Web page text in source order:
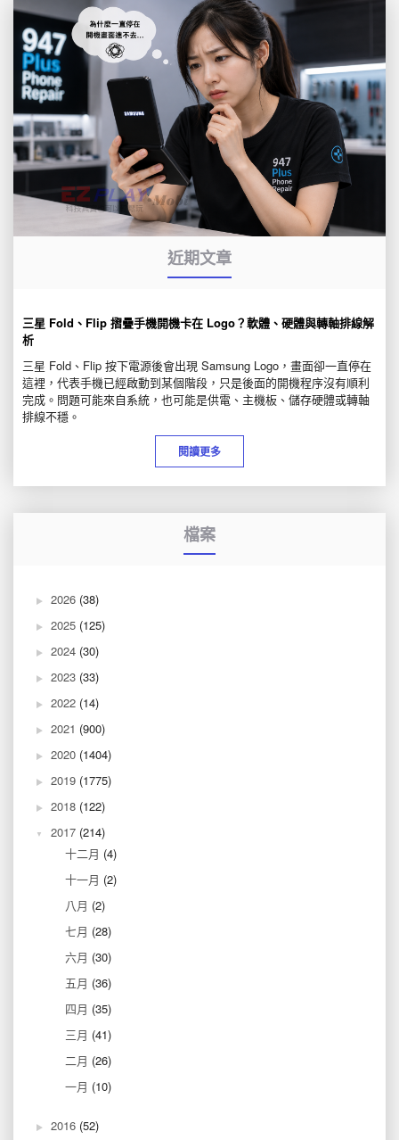
近期文章
三星 Fold、Flip 摺疊手機開機卡在 Logo？軟體、硬體與轉軸排線解
析
三星 Fold、Flip 按下電源後會出現 Samsung Logo，畫面卻一直停在
這裡，代表手機已經啟動到某個階段，只是後面的開機程序沒有順利
完成。問題可能來自系統，也可能是供電、主機板、儲存硬體或轉軸
排線不穩。
閱讀更多
檔案
2026 (38)
2025 (125)
2024 (30)
2023 (33)
2022 (14)
2021 (900)
2020 (1404)
2019 (1775)
2018 (122)
2017 (214)
十二月 (4)
十一月 (2)
八月 (2)
七月 (28)
六月 (30)
五月 (36)
四月 (35)
三月 (41)
二月 (26)
一月 (10)
2016 (52)